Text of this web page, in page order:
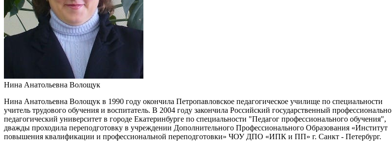
Нина Анатольевна Волощук
Нина Анатольевна Волощук в 1990 году окончила Петропавловское педагогическое училище по специальности
учитель трудового обучения и воспитатель. В 2004 году закончила Российский государственный профессионально
педагогический университет в городе Екатеринбурге по специальности "Педагог профессионального обучения",
дважды проходила переподготовку в учреждении Дополнительного Профессионального Образования «Институт
повышения квалификации и профессиональной переподготовки» ЧОУ ДПО «ИПК и ПП» г. Санкт - Петербург.